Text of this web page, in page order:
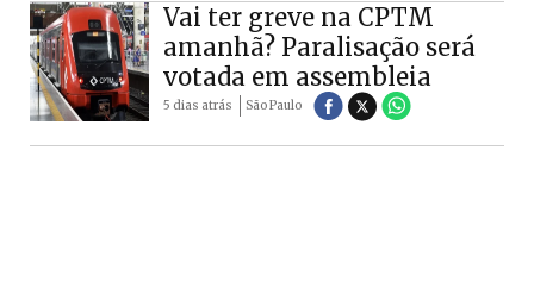
Vai ter greve na CPTM
amanhã? Paralisação será
votada em assembleia
5 dias atrás São Paulo